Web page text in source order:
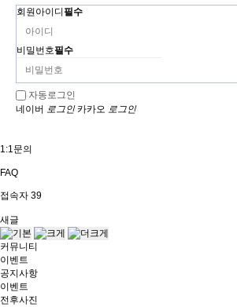
회원아이디필수
비밀번호필수
자동로그인
네이버 로그인 카카오 로그인
1:1문의
FAQ
접속자 39
새글
커뮤니티
이벤트
공지사항
이벤트
전후사진